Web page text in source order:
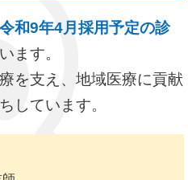
令和9年4月採用予定の診
ます。
を支え、地域医療に貢献
しています。